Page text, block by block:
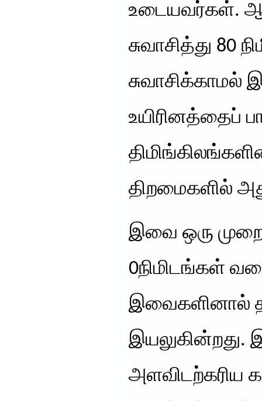
உடையவர்கள்.
சுவாசித்து 80
சுவாசிக்காமல்
உயிரினத்தைப்
திறமைகளில்
இவை ஒரு முறை
0நிமிடங்கள்
இவைகளினால்
இயலுகின்றது.
அளவிடற்கரிய